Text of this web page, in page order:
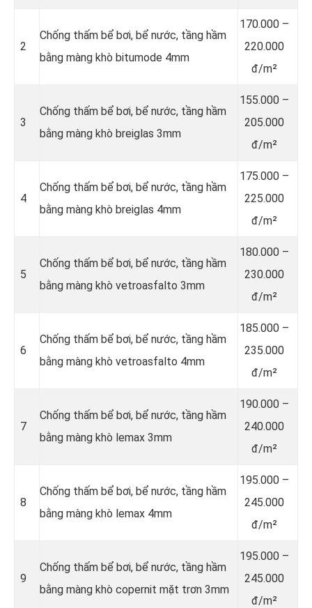
2
Chống thấm bể bơi, bể nước, tầng hầm
bằng màng khò bitumode 4mm
170.000 –
220.000
đ/m²
3
Chống thấm bể bơi, bể nước, tầng hầm
bằng màng khò breiglas 3mm
155.000 –
205.000
đ/m²
4
Chống thấm bể bơi, bể nước, tầng hầm
bằng màng khò breiglas 4mm
175.000 –
225.000
đ/m²
5
Chống thấm bể bơi, bể nước, tầng hầm
bằng màng khò vetroasfalto 3mm
180.000 –
230.000
đ/m²
6
Chống thấm bể bơi, bể nước, tầng hầm
bằng màng khò vetroasfalto 4mm
185.000 –
235.000
đ/m²
7
Chống thấm bể bơi, bể nước, tầng hầm
bằng màng khò lemax 3mm
190.000 –
240.000
đ/m²
8
Chống thấm bể bơi, bể nước, tầng hầm
bằng màng khò lemax 4mm
195.000 –
245.000
đ/m²
9
Chống thấm bể bơi, bể nước, tầng hầm
bằng màng khò copernit mặt trơn 3mm
195.000 –
245.000
đ/m²